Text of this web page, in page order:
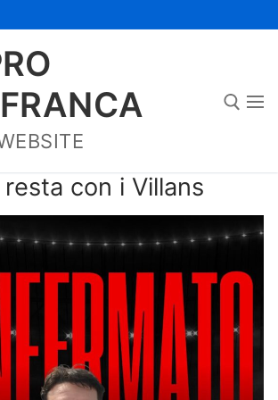
resta con i Villans